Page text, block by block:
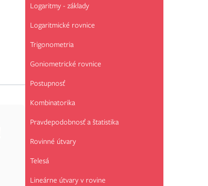
Logaritmy - základy
Logaritmické rovnice
Trigonometria
Goniometrické rovnice
Postupnosť
Kombinatorika
Pravdepodobnosť a štatistika
Rovinné útvary
Telesá
Lineárne útvary v rovine